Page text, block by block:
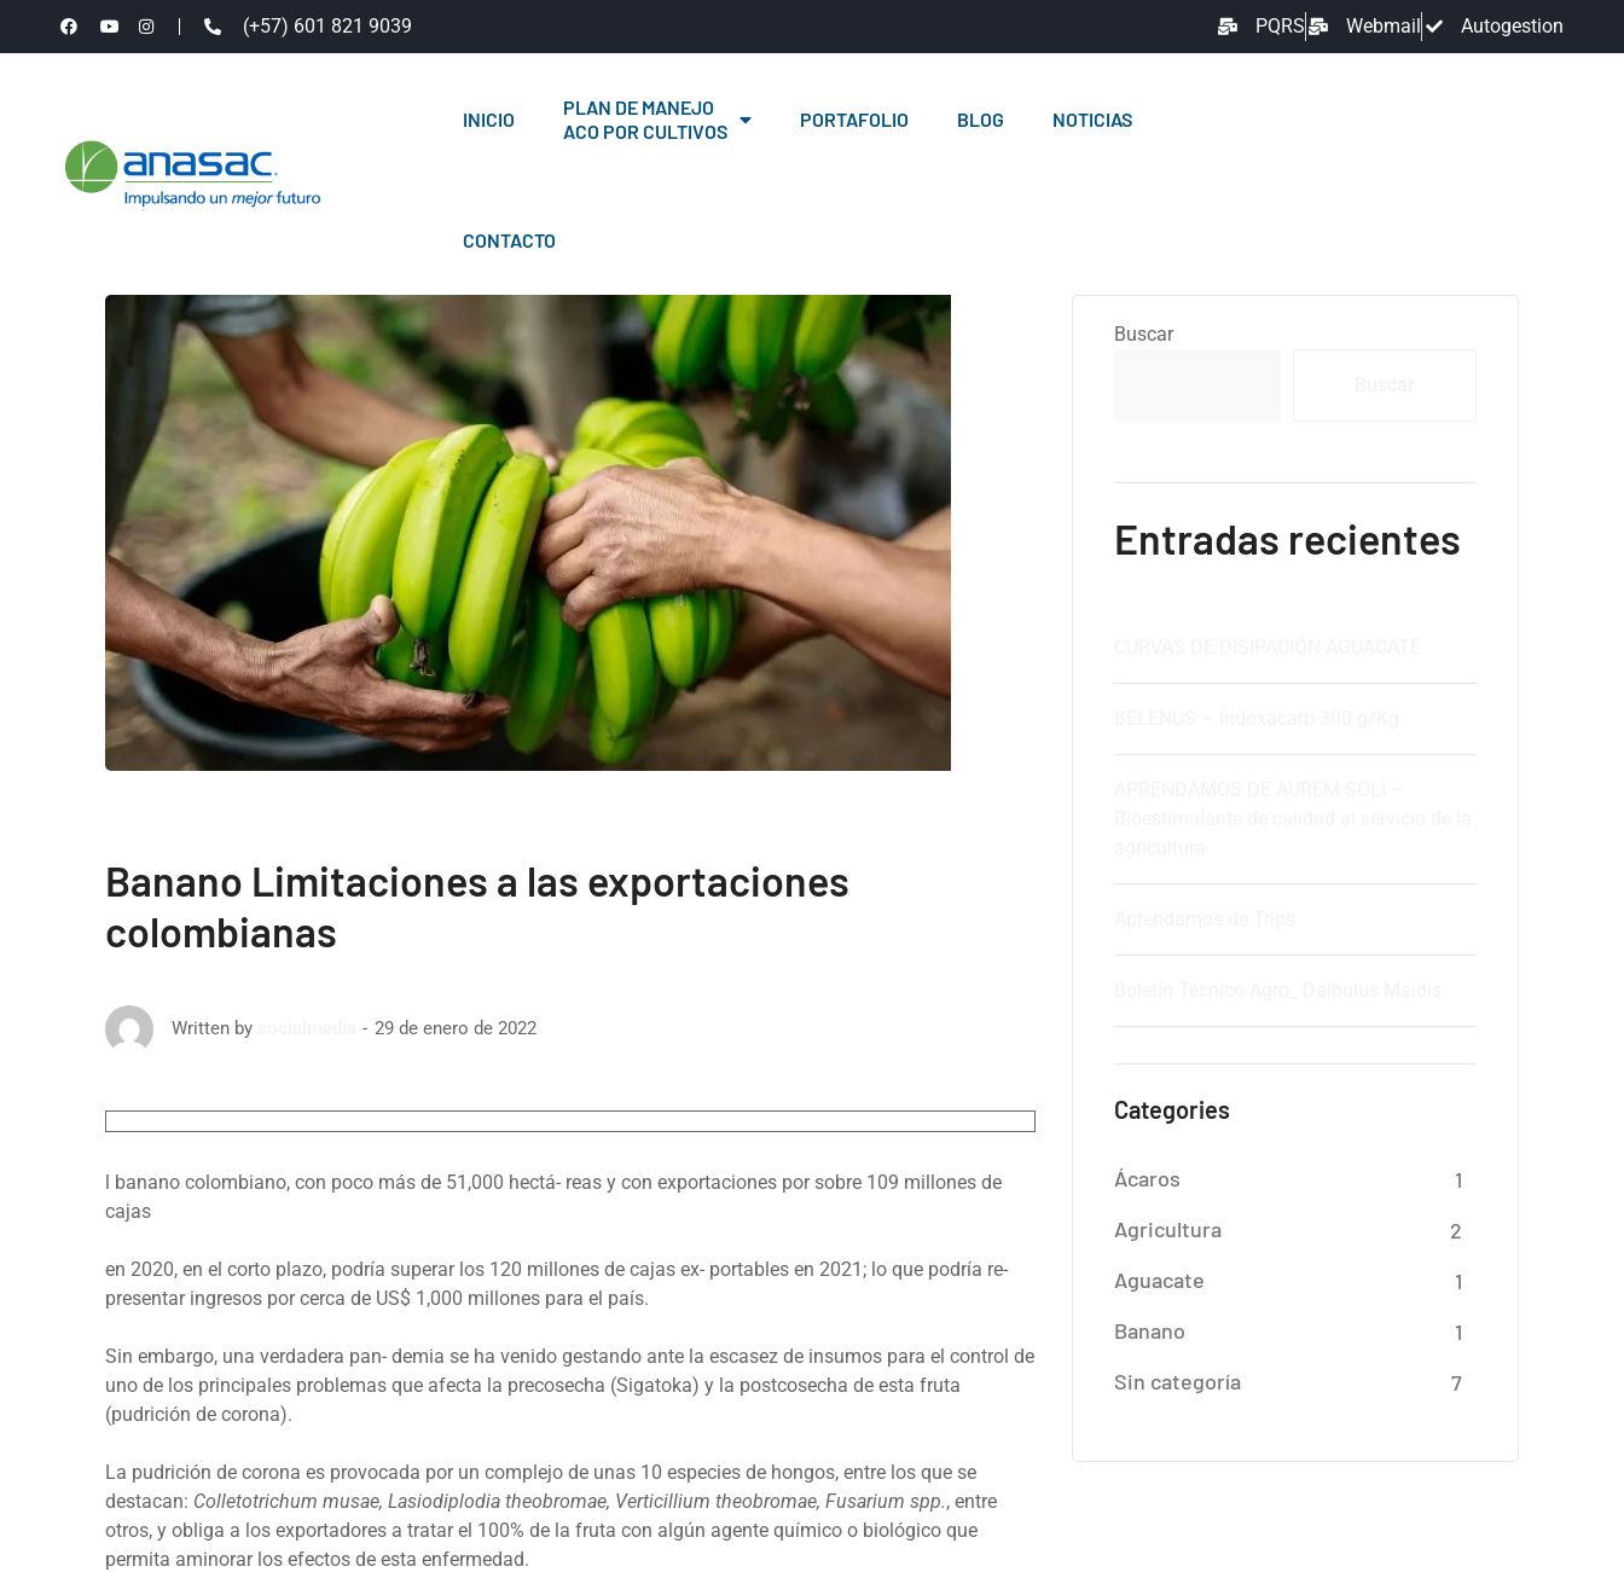
(+57) 601 821 9039 PQRS Webmail Autogestion
INICIO
PLAN DE MANEJO
ACO POR CULTIVOS
PORTAFOLIO BLOG NOTICIAS
CONTACTO
Banano Limitaciones a las exportaciones
colombianas
Written by 29 de enero de 2022
l banano colombiano, con poco más de 51,000 hectá- reas y con exportaciones por sobre 109 millones de
cajas
en 2020, en el corto plazo, podría superar los 120 millones de cajas ex- portables en 2021; lo que podría re-
presentar ingresos por cerca de US$ 1,000 millones para el país.
Sin embargo, una verdadera pan- demia se ha venido gestando ante la escasez de insumos para el control de
uno de los principales problemas que afecta la precosecha (Sigatoka) y la postcosecha de esta fruta
(pudrición de corona).
La pudrición de corona es provocada por un complejo de unas 10 especies de hongos, entre los que se
destacan: Colletotrichum musae, Lasiodiplodia theobromae, Verticillium theobromae, Fusarium spp., entre
otros, y obliga a los exportadores a tratar el 100% de la fruta con algún agente químico o biológico que
permita aminorar los efectos de esta enfermedad.
Buscar
Entradas recientes
Categories
Ácaros
1
Agricultura
2
Aguacate
1
Banano
1
Sin categoría
7